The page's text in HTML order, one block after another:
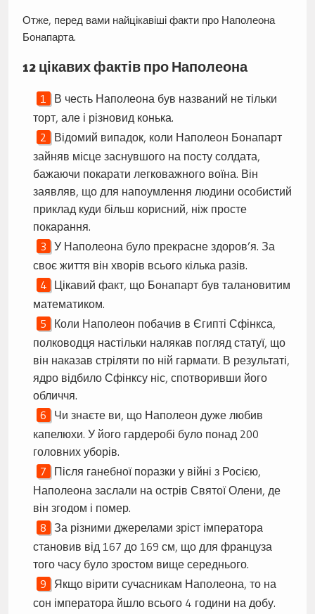
Отже, перед вами найцікавіші факти про Наполеона
Бонапарта.
12 цікавих фактів про Наполеона
В честь Наполеона був названий не тільки
торт, але і різновид конька.
Відомий випадок, коли Наполеон Бонапарт
зайняв місце заснувшого на посту солдата,
бажаючи покарати легковажного воїна. Він
заявляв, що для напоумлення людини особистий
приклад куди більш корисний, ніж просте
покарання.
У Наполеона було прекрасне здоров’я. За
своє життя він хворів всього кілька разів.
Цікавий факт, що Бонапарт був талановитим
математиком.
Коли Наполеон побачив в Єгипті Сфінкса,
полководця настільки налякав погляд статуї, що
він наказав стріляти по ній гармати. В результаті,
ядро відбило Сфінксу ніс, спотворивши його
обличчя.
Чи знаєте ви, що Наполеон дуже любив
капелюхи. У його гардеробі було понад 200
головних уборів.
Після ганебної поразки у війні з Росією,
Наполеона заслали на острів Святої Олени, де
він згодом і помер.
За різними джерелами зріст імператора
становив від 167 до 169 см, що для француза
того часу було зростом вище середнього.
Якщо вірити сучасникам Наполеона, то на
сон імператора йшло всього 4 години на добу.